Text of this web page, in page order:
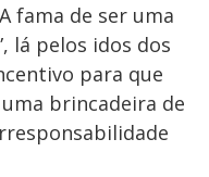
fama de ser uma
lá pelos idos dos
para que
brincadeira de